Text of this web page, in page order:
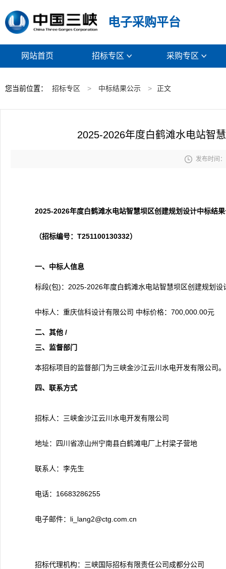
电子采购平台
网站首页 招标专区  采购专区 
您当前位置： 招标专区 > 中标结果公示 > 正文
2025-2026年度白鹤滩水电站智
 发布时间
2025-2026年度白鹤滩水电站智慧坝区创建规划设计中标结果
（招标编号：T251100130332）
一、中标人信息
标段(包)：2025-2026年度白鹤滩水电站智慧坝区创建规划设
中标人：重庆信科设计有限公司 中标价格：700,000.00元
二、其他 /
三、监督部门
本招标项目的监督部门为三峡金沙江云川水电开发有限公司。
四、联系方式
招标人：三峡金沙江云川水电开发有限公司
地址：四川省凉山州宁南县白鹤滩电厂上村梁子营地
联系人：李先生
电话：16683286255
电子邮件：li_lang2@ctg.com.cn
招标代理机构：三峡国际招标有限责任公司成都分公司